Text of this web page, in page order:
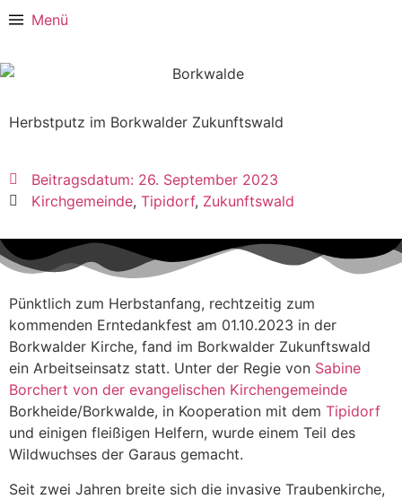
Menü
Herbstputz im Borkwalder Zukunftswald
Beitragsdatum: 26. September 2023
Kirchgemeinde, Tipidorf, Zukunftswald
Pünktlich zum Herbstanfang, rechtzeitig zum
kommenden Erntedankfest am 01.10.2023 in der
Borkwalder Kirche, fand im Borkwalder Zukunftswald
ein Arbeitseinsatz statt. Unter der Regie von Sabine
Borchert von der evangelischen Kirchengemeinde
Borkheide/Borkwalde, in Kooperation mit dem Tipidorf
und einigen fleißigen Helfern, wurde einem Teil des
Wildwuchses der Garaus gemacht.
Seit zwei Jahren breite sich die invasive Traubenkirche,